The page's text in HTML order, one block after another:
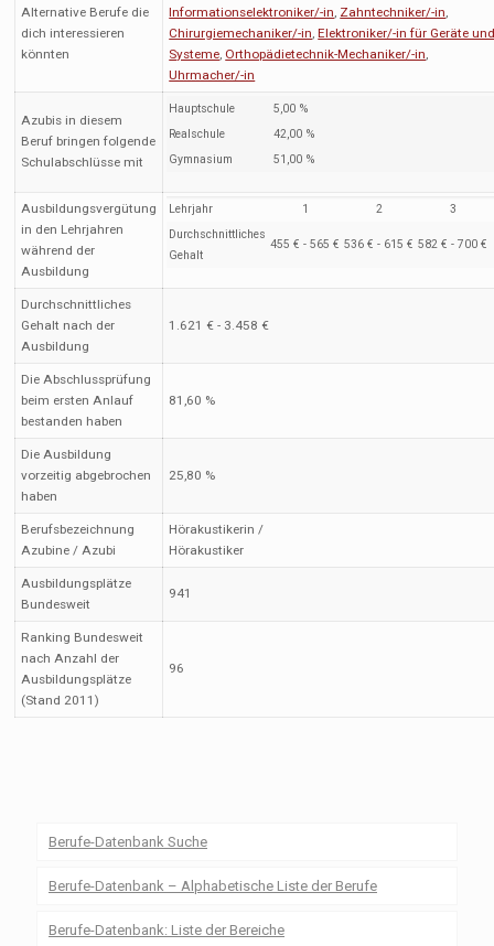
Alternative Berufe die
dich interessieren
könnten
Informationselektroniker/-in, Zahntechniker/-in,
Chirurgiemechaniker/-in,Elektroniker/-in für Geräte
Systeme,Orthopädietechnik-Mechaniker/-in,
Uhrmacher/-in
Azubis in diesem
Beruf bringen folgende
Schulabschlüsse mit
Hauptschule
5,00 %
Realschule
42,00 %
Gymnasium
51,00 %
Ausbildungsvergütung
in den Lehrjahren
während der
Ausbildung
Lehrjahr 1 2 3
Durchschnittliches
Gehalt
455 € - 565 € 536 € - 615 € 582 € - 700 €
Durchschnittliches
Gehalt nach der
Ausbildung
1.621 € - 3.458 €
Die Abschlussprüfung
beim ersten Anlauf
bestanden haben
81,60 %
Die Ausbildung
vorzeitig abgebrochen
haben
25,80 %
Berufsbezeichnung
Azubine / Azubi
Hörakustikerin /
Hörakustiker
Ausbildungsplätze
Bundesweit
941
Ranking Bundesweit
nach Anzahl der
Ausbildungsplätze
(Stand 2011)
96
Berufe-Datenbank Suche
Berufe-Datenbank – Alphabetische Liste der Berufe
Berufe-Datenbank: Liste der Bereiche